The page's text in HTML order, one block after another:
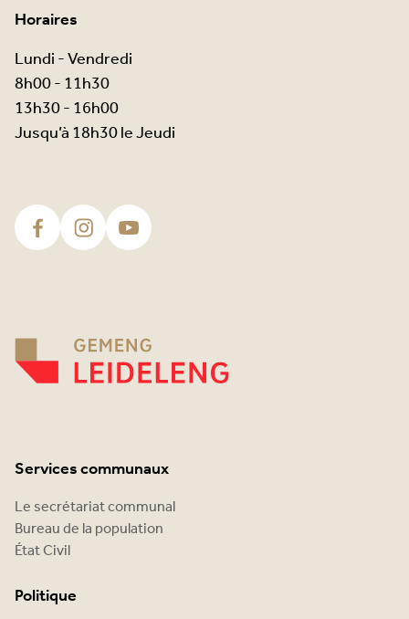
Horaires
Lundi - Vendredi
8h00 - 11h30
13h30 - 16h00
Jusqu’à 18h30 le Jeudi
Services communaux
Le secrétariat communal
Bureau de la population
État Civil
Politique